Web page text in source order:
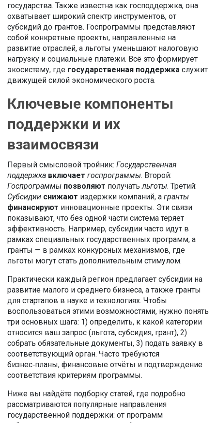
государства. Также известна как господдержка, она
охватывает широкий спектр инструментов, от
субсидий до грантов. Госпрограммы представляют
собой конкретные проекты, направленные на
развитие отраслей, а льготы уменьшают налоговую
нагрузку и социальные платежи. Всё это формирует
экосистему, где государственная поддержка служит
движущей силой экономического роста.
Ключевые компоненты
поддержки и их
взаимосвязи
Первый смысловой тройник: Государственная
поддержка включает госпрограммы. Второй:
Госпрограммы позволяют получатьльготы. Третий:
Субсидии снижают издержки компаний, а гранты
финансируют инновационные проекты. Эти связи
показывают, что без одной части система теряет
эффективность. Например, субсидии часто идут в
рамках специальных государственных программ, а
гранты — в рамках конкурсных механизмов, где
льготы могут стать дополнительным стимулом.
Практически каждый регион предлагает субсидии на
развитие малого и среднего бизнеса, а также гранты
для стартапов в науке и технологиях. Чтобы
воспользоваться этими возможностями, нужно понять
три основных шага: 1) определить, к какой категории
относится ваш запрос (льгота, субсидия, грант), 2)
собрать обязательные документы, 3) подать заявку в
соответствующий орган. Часто требуются
бизнес‑планы, финансовые отчёты и подтверждение
соответствия критериям программы.
Ниже вы найдёте подборку статей, где подробно
рассматриваются популярные направления
государственной поддержки: от программ